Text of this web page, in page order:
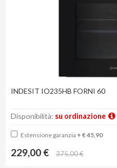
INDESIT IO235HB FORNI 60
Disponibilità: su ordinazione
Estensione garanzia + € 45,90
229,00 € 375,00 €